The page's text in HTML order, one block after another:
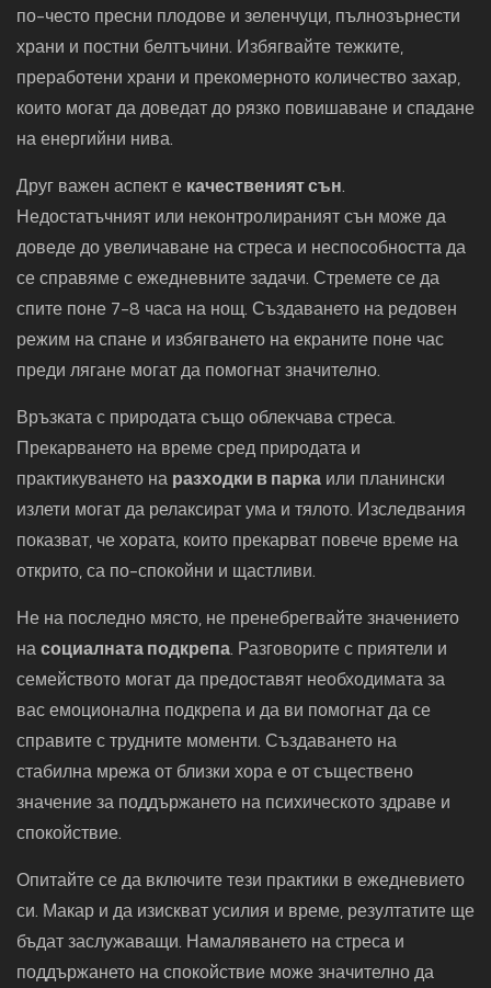
по-често пресни плодове и зеленчуци, пълнозърнести
храни и постни белтъчини. Избягвайте тежките,
преработени храни и прекомерното количество захар,
които могат да доведат до рязко повишаване и спадане
на енергийни нива.
Друг важен аспект е качественият сън.
Недостатъчният или неконтролираният сън може да
доведе до увеличаване на стреса и неспособността да
се справяме с ежедневните задачи. Стремете се да
спите поне 7-8 часа на нощ. Създаването на редовен
режим на спане и избягването на екраните поне час
преди лягане могат да помогнат значително.
Връзката с природата също облекчава стреса.
Прекарването на време сред природата и
практикуването на разходки в парка или планински
излети могат да релаксират ума и тялото. Изследвания
показват, че хората, които прекарват повече време на
открито, са по-спокойни и щастливи.
Не на последно място, не пренебрегвайте значението
насоциалната подкрепа. Разговорите с приятели и
семейството могат да предоставят необходимата за
вас емоционална подкрепа и да ви помогнат да се
справите с трудните моменти. Създаването на
стабилна мрежа от близки хора е от съществено
значение за поддържането на психическото здраве и
спокойствие.
Опитайте се да включите тези практики в ежедневието
си. Макар и да изискват усилия и време, резултатите ще
бъдат заслужаващи. Намаляването на стреса и
поддържането на спокойствие може значително да